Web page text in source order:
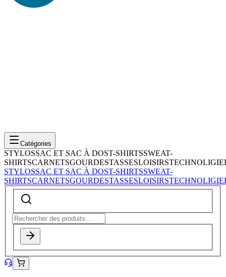
Catégories
STYLOSSAC ET SAC À DOST-SHIRTSSWEAT-
SHIRTSCARNETSGOURDESTASSESLOISIRSTECHNOLIGIE
STYLOSSAC ET SAC À DOST-SHIRTSSWEAT-
SHIRTSCARNETSGOURDESTASSESLOISIRSTECHNOLIGIE